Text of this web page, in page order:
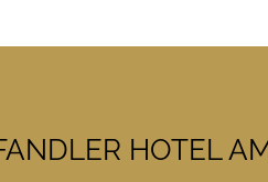
HOTEL